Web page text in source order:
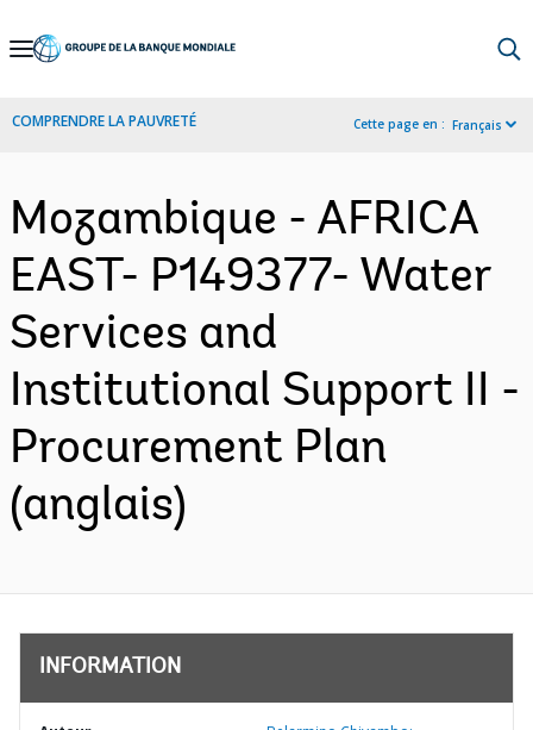
Skip
Navigation
COMPRENDRE LA PAUVRETÉ Cette page en : Français
Mozambique - AFRICA
EAST- P149377- Water
Services and
Institutional Support II -
Procurement Plan
(anglais)
INFORMATION